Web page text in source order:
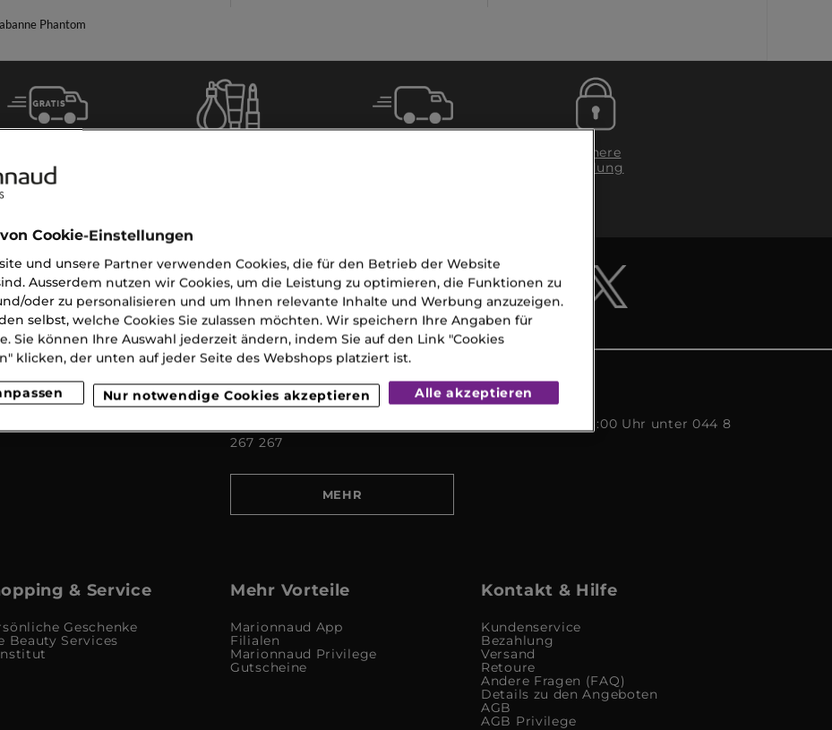
Phantom
Lieferung
ab CHF 120
Sichere
Zahlung
UNSER KUNDENSERVICE
Sie erreichen uns Montags bis Freitags von 09:00 - 18:00 Uhr unter 044 8
267 267
MEHR
& Service
Geschenke
Beauty Services
Mehr Vorteile
Marionnaud App
Filialen
Marionnaud Privilege
Gutscheine
Kontakt & Hilfe
Kundenservice
Bezahlung
Versand
Retoure
Andere Fragen (FAQ)
Details zu den Angeboten
AGB
AGB Privilege
Cookie-Einstellungen
und unsere Partner verwenden Cookies, die für den Betrieb der Website
Ausserdem nutzen wir Cookies, um die Leistung zu optimieren, die Funktionen zu
oder zu personalisieren und um Ihnen relevante Inhalte und Werbung anzuzeigen.
selbst, welche Cookies Sie zulassen möchten. Wir speichern Ihre Angaben für
Sie können Ihre Auswahl jederzeit ändern, indem Sie auf den Link "Cookies
klicken, der unten auf jeder Seite des Webshops platziert ist.
Nur notwendige Cookies akzeptieren Alle akzeptieren